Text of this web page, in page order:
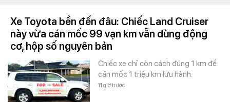
Xe Toyota bền đến đâu: Chiếc Land Cruiser
này vừa cán mốc 99 vạn km vẫn dùng động
cơ, hộp số nguyên bản
Chiếc xe chỉ còn cách đúng 1 km để
cán mốc 1 triệu km lưu hành.
11 giờ trước